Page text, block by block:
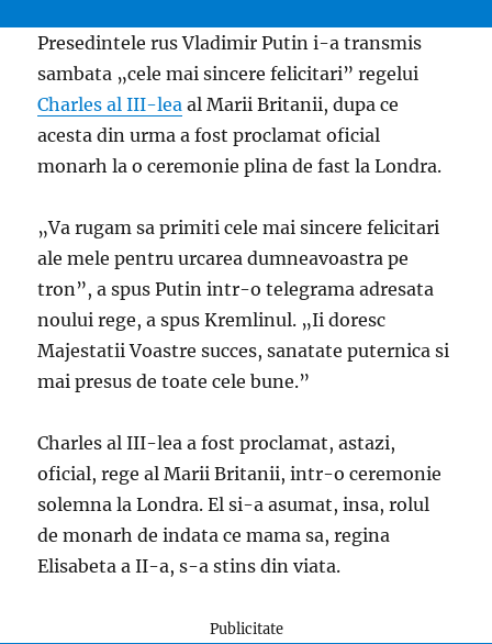
Presedintele rus Vladimir Putin i-a transmis
sambata „cele mai sincere felicitari” regelui
Charles al III-lea al Marii Britanii, dupa ce
acesta din urma a fost proclamat oficial
monarh la o ceremonie plina de fast la Londra.
„Va rugam sa primiti cele mai sincere felicitari
ale mele pentru urcarea dumneavoastra pe
tron”, a spus Putin intr-o telegrama adresata
noului rege, a spus Kremlinul. „Ii doresc
Majestatii Voastre succes, sanatate puternica si
mai presus de toate cele bune.”
Charles al III-lea a fost proclamat, astazi,
oficial, rege al Marii Britanii, intr-o ceremonie
solemna la Londra. El si-a asumat, insa, rolul
de monarh de indata ce mama sa, regina
Elisabeta a II-a, s-a stins din viata.
Publicitate